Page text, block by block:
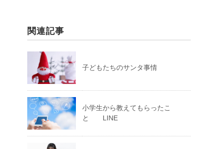
関連記事
子どもたちのサンタ事情
小学生から教えてもらったこ
と LINE